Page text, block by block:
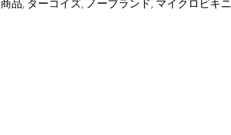
商品, ターコイズ, ノーブランド, マイクロビキニ